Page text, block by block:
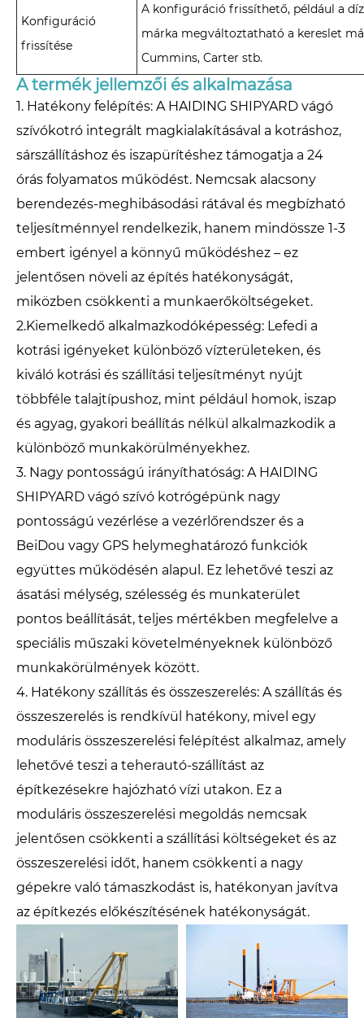
Konfiguráció
frissítése
A konfiguráció frissíthető, például a
márka megváltoztatható a kereslet
Cummins, Carter stb.
A termék jellemzői és alkalmazása
1. Hatékony felépítés: A HAIDING SHIPYARD vágó
szívókotró integrált magkialakításával a kotráshoz,
sárszállításhoz és iszapürítéshez támogatja a 24
órás folyamatos működést. Nemcsak alacsony
berendezés-meghibásodási rátával és megbízható
teljesítménnyel rendelkezik, hanem mindössze 1-3
embert igényel a könnyű működéshez – ez
jelentősen növeli az építés hatékonyságát,
miközben csökkenti a munkaerőköltségeket.
2.Kiemelkedő alkalmazkodóképesség: Lefedi a
kotrási igényeket különböző vízterületeken, és
kiváló kotrási és szállítási teljesítményt nyújt
többféle talajtípushoz, mint például homok, iszap
és agyag, gyakori beállítás nélkül alkalmazkodik a
különböző munkakörülményekhez.
3. Nagy pontosságú irányíthatóság: A HAIDING
SHIPYARD vágó szívó kotrógépünk nagy
pontosságú vezérlése a vezérlőrendszer és a
BeiDou vagy GPS helymeghatározó funkciók
együttes működésén alapul. Ez lehetővé teszi az
ásatási mélység, szélesség és munkaterület
pontos beállítását, teljes mértékben megfelelve a
speciális műszaki követelményeknek különböző
munkakörülmények között.
4. Hatékony szállítás és összeszerelés: A szállítás és
összeszerelés is rendkívül hatékony, mivel egy
moduláris összeszerelési felépítést alkalmaz, amely
lehetővé teszi a teherautó-szállítást az
építkezésekre hajózható vízi utakon. Ez a
moduláris összeszerelési megoldás nemcsak
jelentősen csökkenti a szállítási költségeket és az
összeszerelési időt, hanem csökkenti a nagy
gépekre való támaszkodást is, hatékonyan javítva
az építkezés előkészítésének hatékonyságát.